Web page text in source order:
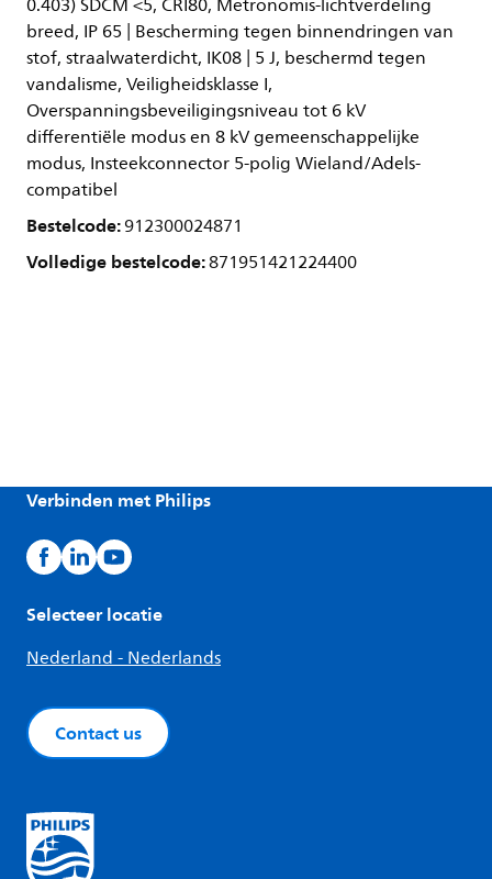
breed, IP 65 | Bescherming tegen binnendringen van
stof, straalwaterdicht, IK08 | 5 J, beschermd tegen
vandalisme, Veiligheidsklasse I,
Overspanningsbeveiligingsniveau tot 6 kV
differentiële modus en 8 kV gemeenschappelijke
modus, Insteekconnector 5-polig Wieland/Adels-
compatibel
Bestelcode:912300024871
Volledige bestelcode:871951421224400
Verbinden met Philips
Selecteer locatie
Nederland - Nederlands
Contact us